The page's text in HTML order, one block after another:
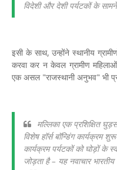
विदेशी और देशी पर्यटकों के
इसी के साथ, उन्होंने स्थानीय
करवा कर न केवल ग्रामीण महिलाओं
एक असल "राजस्थानी अनुभव" भी
मल्लिका एक प्रशिक्षित
विशेष हॉर्स बॉन्डिंग कार्यक्रम
कार्यक्रम पर्यटकों को घोड़ों के
जोड़ता है – यह नवाचार